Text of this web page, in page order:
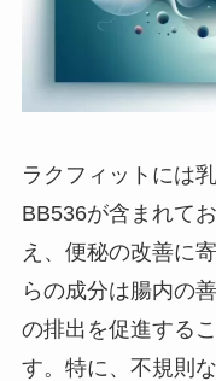
ラクフィットには
BB536が含まれて
え、便秘の改善に
らの成分は腸内の
の排出を促進する
す。特に、不規則